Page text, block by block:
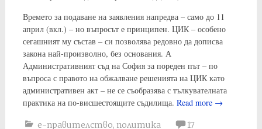
Времето за подаване на заявления напредва – само до 11
април (вкл.) – но въпросът е принципен. ЦИК – особено
сегашният му състав – си позволява редовно да дописва
закона най-произволно, без основания. А
Административният съд на София за пореден път – по
въпроса с правото на обжалване решенията на ЦИК като
административен акт – не се съобразява с тълкувателната
практика на по-висшестоящите съдилища. Read more →
е-правителство, политика
17